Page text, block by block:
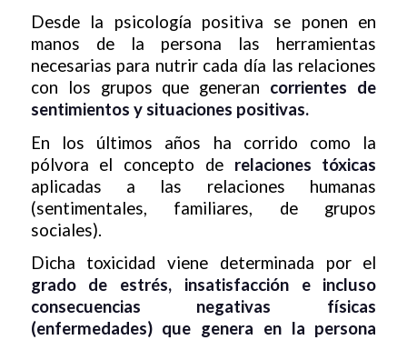
Desde la psicología positiva se ponen en
manos de la persona las herramientas
necesarias para nutrir cada día las relaciones
con los grupos que generan corrientes de
sentimientos y situaciones positivas.
En los últimos años ha corrido como la
pólvora el concepto de relaciones tóxicas
aplicadas a las relaciones humanas
(sentimentales, familiares, de grupos
sociales).
Dicha toxicidad viene determinada por el
grado de estrés, insatisfacción e incluso
consecuencias negativas físicas
(enfermedades) que genera en la persona